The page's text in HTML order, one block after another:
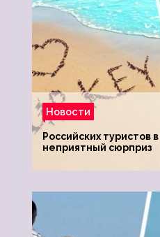
Новости
Российских туристов
неприятный сюрприз